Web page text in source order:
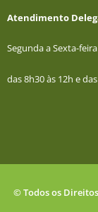
Atendimento
Segunda a Sexta-feira
das 8h30 às 12h e
© Todos os